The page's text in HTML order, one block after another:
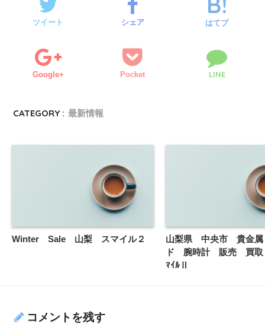
ツイート シェア はてブ
Google+ Pocket LINE
CATEGORY : 最新情報
Winter Sale 山梨 スマイル２
山梨県 中央市 貴金
ド 腕時計 販売 買
ﾏｲﾙⅡ
コメントを残す